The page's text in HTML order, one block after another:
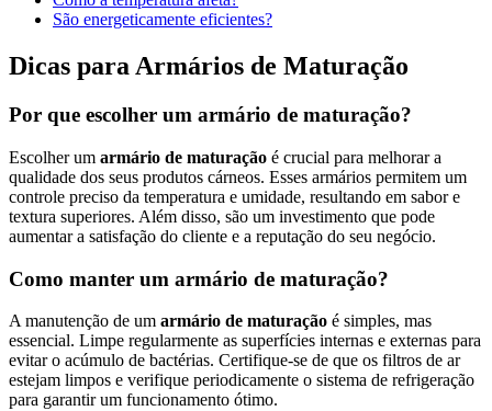
São energeticamente eficientes?
Dicas para Armários de Maturação
Por que escolher um armário de maturação?
Escolher um armário de maturação é crucial para melhorar a
qualidade dos seus produtos cárneos. Esses armários permitem um
controle preciso da temperatura e umidade, resultando em sabor e
textura superiores. Além disso, são um investimento que pode
aumentar a satisfação do cliente e a reputação do seu negócio.
Como manter um armário de maturação?
A manutenção de um armário de maturação é simples, mas
essencial. Limpe regularmente as superfícies internas e externas para
evitar o acúmulo de bactérias. Certifique-se de que os filtros de ar
estejam limpos e verifique periodicamente o sistema de refrigeração
para garantir um funcionamento ótimo.